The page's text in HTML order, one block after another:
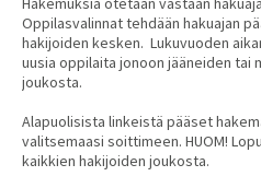
Oppilasvalinnat tehdään hakuajan
hakijoiden kesken. Lukuvuoden
uusia oppilaita jonoon jääneiden tai
joukosta.
Alapuolisista linkeistä pääset
valitsemaasi soittimeen. HUOM!
kaikkien hakijoiden joukosta.